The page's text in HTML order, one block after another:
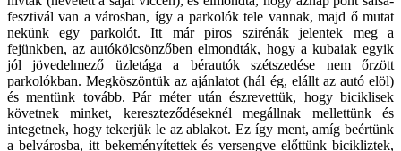
fesztivál van a városban, így a parkolók tele vannak, majd ő mutat
nekünk egy parkolót. Itt már piros szirénák jelentek meg a
fejünkben, az autókölcsönzőben elmondták, hogy a kubaiak egyik
jól jövedelmező üzletága a bérautók szétszedése nem őrzött
parkolókban. Megköszöntük az ajánlatot (hál ég, elállt az autó elöl)
és mentünk tovább. Pár méter után észrevettük, hogy biciklisek
követnek minket, kereszteződéseknél megállnak mellettünk és
integetnek, hogy tekerjük le az ablakot. Ez így ment, amíg beértünk
a belvárosba, itt bekeményítettek és versengve előttünk bicikliztek,